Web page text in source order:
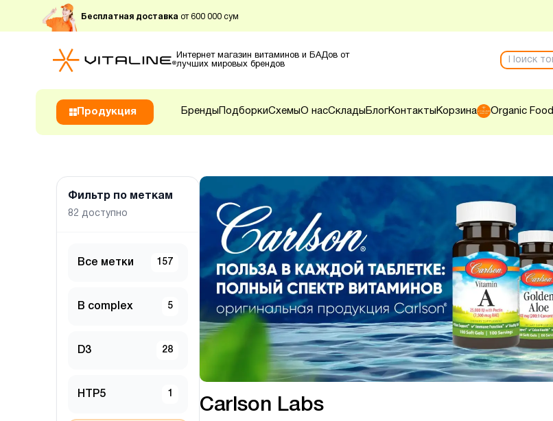
Бесплатная доставка от 600 000 сум
Интернет магазин витаминов и БАДов от
лучших мировых брендов
Продукция Бренды ПодборкиСхемыО насСклады БлогКонтакты Корзина Organic Food
Фильтр по меткам
82 доступно
Все метки 157
B complex 5
D3 28
HTP5 1
Carlson Labs